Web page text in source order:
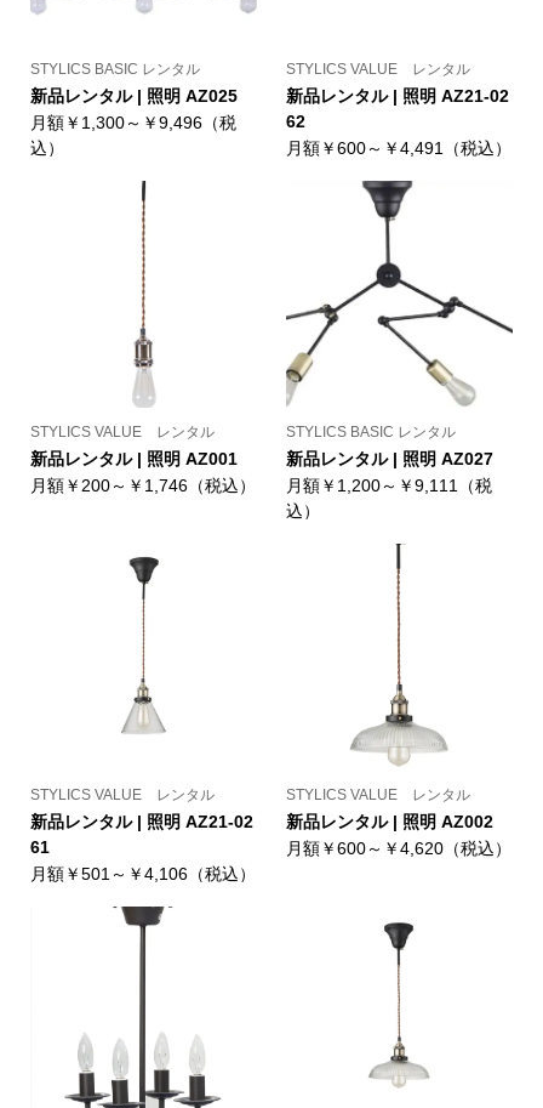
STYLICS BASIC レンタル
新品レンタル | 照明 AZ025
月額￥1,300～￥9,496（税
込）
STYLICS VALUE レンタル
新品レンタル | 照明 AZ21-02
62
月額￥600～￥4,491（税込）
STYLICS VALUE レンタル
新品レンタル | 照明 AZ001
月額￥200～￥1,746（税込）
STYLICS BASIC レンタル
新品レンタル | 照明 AZ027
月額￥1,200～￥9,111（税
込）
STYLICS VALUE レンタル
新品レンタル | 照明 AZ21-02
61
月額￥501～￥4,106（税込）
STYLICS VALUE レンタル
新品レンタル | 照明 AZ002
月額￥600～￥4,620（税込）